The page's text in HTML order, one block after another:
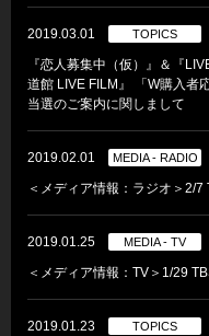
2019.03.01 TOPICS
『恋人募集中（仮）』＆『
道館 LIVE FILM』 「W購入者
当選のご案内に関しまして
2019.02.01 MEDIA - RADIO
＜メディア情報：ラジオ＞2/7
2019.01.25 MEDIA - TV
＜メディア情報：TV＞1/29
2019.01.23 TOPICS